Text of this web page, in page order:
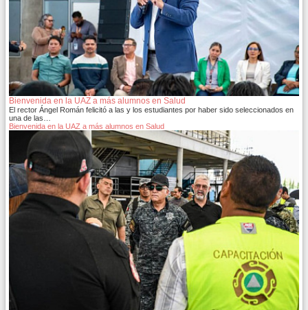
Bienvenida en la UAZ a más alumnos en Salud
El rector Ángel Román felicitó a las y los estudiantes por haber sido seleccionados en
una de las…
Bienvenida en la UAZ a más alumnos en Salud